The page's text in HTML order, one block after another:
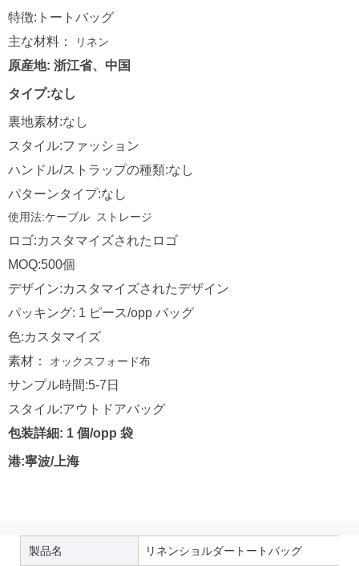
特徴:トートバッグ
主な材料：
リネン
原産地: 浙江省、中国
タイプ:なし
裏地素材:なし
スタイル:ファッション
ハンドル/ストラップの種類:なし
パターンタイプ:なし
使用法:ケーブル ストレージ
ロゴ:カスタマイズされたロゴ
MOQ:500個
デザイン:カスタマイズされたデザイン
パッキング: 1 ピース/opp バッグ
色:カスタマイズ
素材： オックスフォード布
サンプル時間:5-7日
スタイル:アウトドアバッグ
包装詳細: 1 個/opp 袋
港:寧波/上海
製品名 リネンショルダートートバッグ